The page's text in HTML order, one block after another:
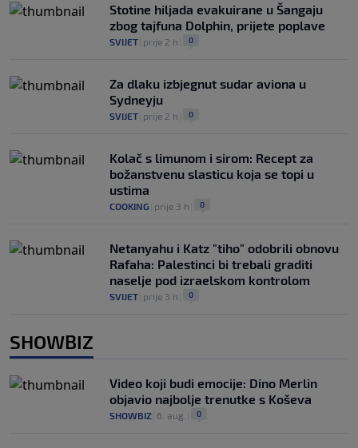
Stotine hiljada evakuirane u Šangaju
zbog tajfuna Dolphin, prijete poplave
SVIJET prije 2 h 0
Za dlaku izbjegnut sudar aviona u
Sydneyju
SVIJET prije 2 h 0
Kolač s limunom i sirom: Recept za
božanstvenu slasticu koja se topi u
ustima
COOKING prije 3 h 0
Netanyahu i Katz "tiho" odobrili obnovu
Rafaha: Palestinci bi trebali graditi
naselje pod izraelskom kontrolom
SVIJET prije 3 h 0
SHOWBIZ
Video koji budi emocije: Dino Merlin
objavio najbolje trenutke s Koševa
SHOWBIZ 6. aug. 0